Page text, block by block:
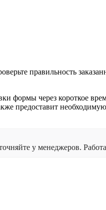
правильность
формы через короткое
предоставит
у менеджеров.